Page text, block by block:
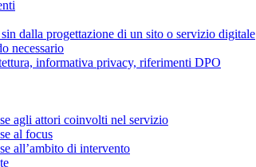
dalla progettazione di un sito o servizio digitale
necessario
informativa privacy, riferimenti DPO
agli attori coinvolti nel servizio
al focus
all’ambito di intervento